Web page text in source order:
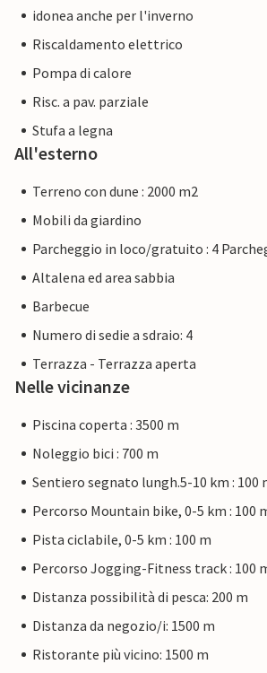
idonea anche per l'inverno
Riscaldamento elettrico
Pompa di calore
Risc. a pav. parziale
Stufa a legna
All'esterno
Terreno con dune : 2000 m2
Mobili da giardino
Parcheggio in loco/gratuito : 4
Altalena ed area sabbia
Barbecue
Numero di sedie a sdraio: 4
Terrazza - Terrazza aperta
Nelle vicinanze
Piscina coperta : 3500 m
Noleggio bici : 700 m
Sentiero segnato lungh.5-10 km : 100
Percorso Mountain bike, 0-5 km : 100
Pista ciclabile, 0-5 km : 100 m
Percorso Jogging-Fitness track : 100
Distanza possibilità di pesca: 200 m
Distanza da negozio/i: 1500 m
Ristorante più vicino: 1500 m